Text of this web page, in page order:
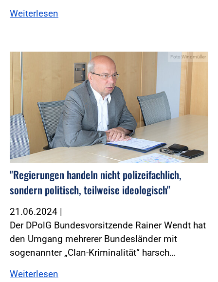
Weiterlesen
Foto:Windmüller
"Regierungen handeln nicht polizeifachlich,
sondern politisch, teilweise ideologisch"
21.06.2024 |
Der DPolG Bundesvorsitzende Rainer Wendt hat
den Umgang mehrerer Bundesländer mit
sogenannter „Clan-Kriminalität“ harsch…
Weiterlesen